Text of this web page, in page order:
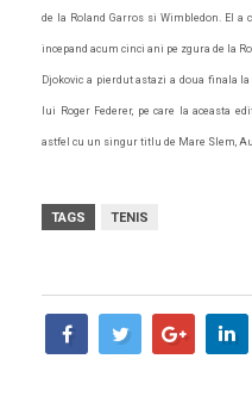
de la Roland Garros si Wimbledon. El a
incepand acum cinci ani pe zgura de la
Djokovic a pierdut astazi a doua finala
lui Roger Federer, pe care la aceasta
astfel cu un singur titlu de Mare Slem,
TAGS TENIS